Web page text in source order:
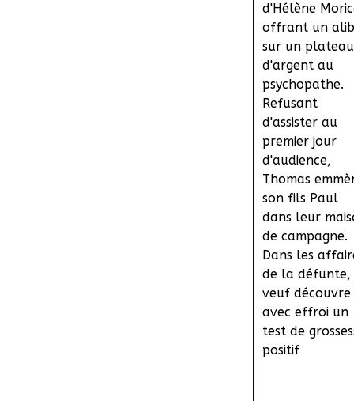
d'Hélène
offrant un
sur un plateau
d'argent au
psychopathe.
Refusant
d'assister au
premier jour
d'audience,
Thomas
son fils Paul
dans leur
de campagne.
Dans les
de la défunte,
veuf découvre
avec effroi un
test de
positif